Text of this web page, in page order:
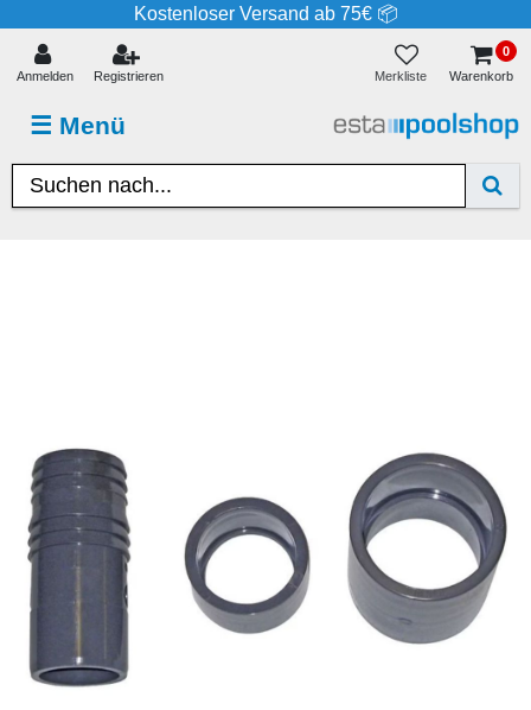
Kostenloser Versand ab 75€ 📦
☰ Menü
Anmelden Registrieren Merkliste
0
Warenkorb